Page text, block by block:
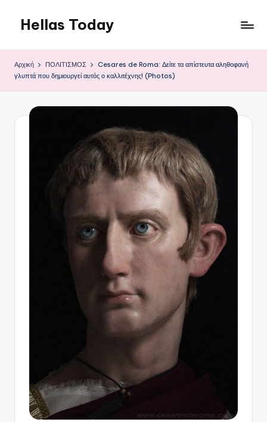
Μετάβαση
περιεχόμενο
Hellas Today
Αρχική ΠΟΛΙΤΙΣΜΟΣ
Cesares de Roma: Δείτε τα απίστευτα αληθοφανή
γλυπτά που δημιουργεί αυτός ο καλλιτέχνης! (Photos)